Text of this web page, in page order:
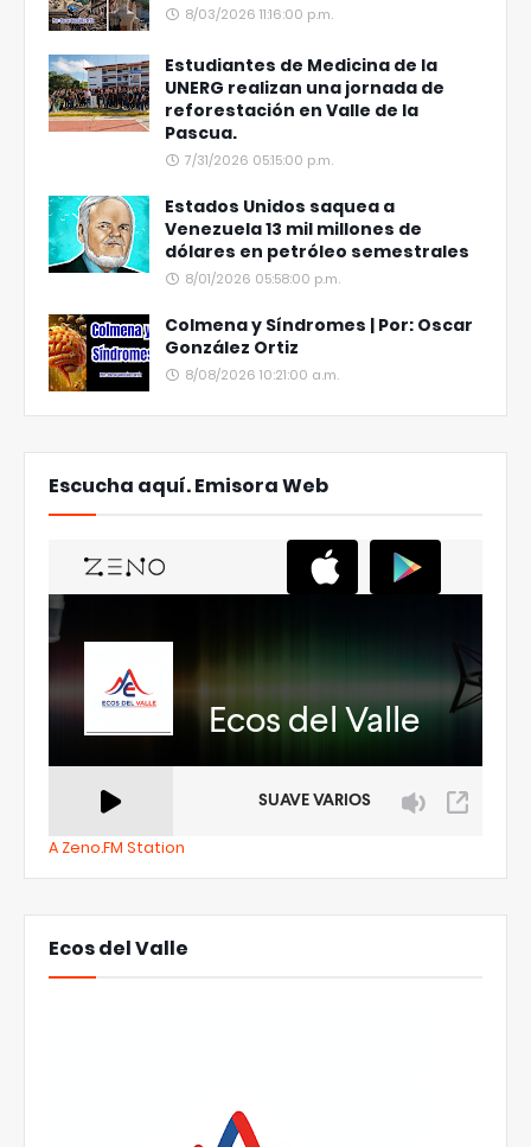
8/03/2026 11:16:00 p.m.
Estudiantes de Medicina de la
UNERG realizan una jornada de
reforestación en Valle de la
Pascua.
7/31/2026 05:15:00 p.m.
Estados Unidos saquea a
Venezuela 13 mil millones de
dólares en petróleo semestrales
8/01/2026 05:58:00 p.m.
Colmena y Síndromes | Por: Oscar
González Ortiz
8/08/2026 10:21:00 a.m.
Escucha aquí. Emisora Web
A Zeno.FM Station
Ecos del Valle